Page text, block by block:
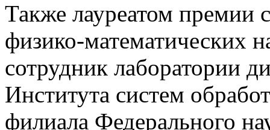
Также лауреатом премии
физико-математических
сотрудник лаборатории
Института систем
филиала Федерального